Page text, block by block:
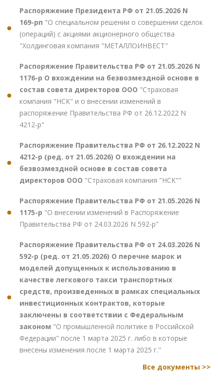
Распоряжение Президента РФ от 21.05.2026 N
169-рп "О специальном решении о совершении сделок
(операций) с акциями акционерного общества
"Холдинговая компания "МЕТАЛЛОИНВЕСТ"
Распоряжение Правительства РФ от 21.05.2026 N
1176-р О вхождении на безвозмездной основе в
состав совета директоров ООО "Страховая
компания "НСК" и о внесении изменений в
распоряжение Правительства РФ от 26.12.2022 N
4212-р"
Распоряжение Правительства РФ от 26.12.2022 N
4212-р (ред. от 21.05.2026) О вхождении на
безвозмездной основе в состав совета
директоров ООО "Страховая компания "НСК""
Распоряжение Правительства РФ от 21.05.2026 N
1175-р "О внесении изменений в Распоряжение
Правительства РФ от 24.03.2026 N 592-р"
Распоряжение Правительства РФ от 24.03.2026 N
592-р (ред. от 21.05.2026) О перечне марок и
моделей допущенных к использованию в
качестве легкового такси транспортных
средств, произведенных в рамках специальных
инвестиционных контрактов, которые
заключены в соответствии с Федеральным
законом "О промышленной политике в Российской
Федерации" после 1 марта 2025 г. либо в которые
внесены изменения после 1 марта 2025 г."
Все документы >>